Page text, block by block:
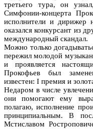
третьего тура, он
Симфонии-концерта
исполнители и дирижер
оказался конкурсант из
международный скандал.
Можно только
пережил молодой
и проявляется
Прокофьев был
известен: I премия и
Недаром в числе
они помогают ему
полагаю, исполнение
принципиальным. В
Мстиславом